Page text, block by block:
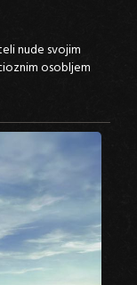
nude svojim
osobljem